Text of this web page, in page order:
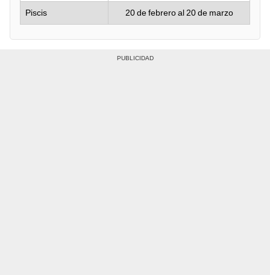
Piscis 20 de febrero al 20 de marzo